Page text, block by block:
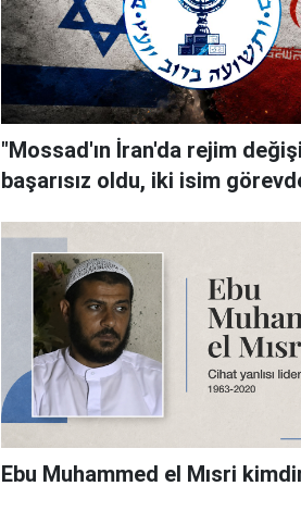
"Mossad'ın İran'da rejim
başarısız oldu, iki isim
Ebu Muhammed el Mısri